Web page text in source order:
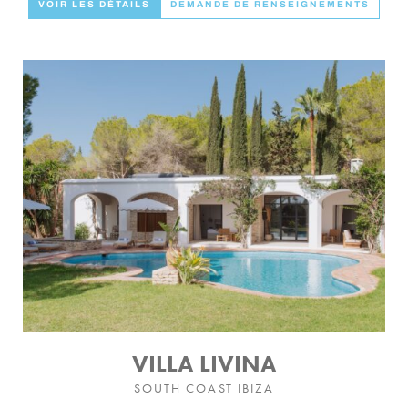
VOIR LES DÉTAILS DEMANDE DE RENSEIGNEMENTS
VILLA LIVINA
SOUTH COAST IBIZA